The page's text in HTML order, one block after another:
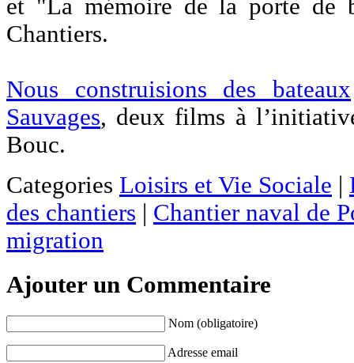
et "La mémoire de la porte de
Chantiers.
Nous construisions des bateaux
Sauvages, deux films à
Bouc.
Categories Loisirs et Vie Sociale |
des chantiers | Chantier naval de
migration
Ajouter un Commentaire
Nom (obligatoire)
Adresse email